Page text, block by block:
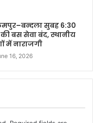
सुबह 6:30
बस सेवा बंद, स्थानीय
में नाराजगी
16, 2026